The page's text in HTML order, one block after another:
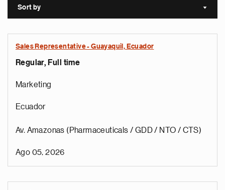
Sort by Sort
Sales Representative - Guayaquil, Ecuador
Regular, Full time
Marketing
Ecuador
Av. Amazonas (Pharmaceuticals / GDD / NTO / CTS)
Ago 05, 2026